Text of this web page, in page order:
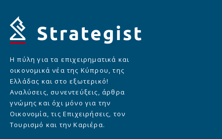
Η πύλη για τα επιχειρηματικά και
οικονομικά νέα της Κύπρου, της
Ελλάδας και στο εξωτερικό!
Αναλύσεις, συνεντεύξεις, άρθρα
γνώμης και όχι μόνο για την
Οικονομία, τις Επιχειρήσεις, τον
Τουρισμό και την Καριέρα.